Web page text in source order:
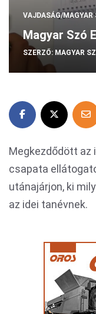
VAJDASÁG/MAGYAR
Magyar Szó
SZERZŐ: MAGYAR
Megkezdődött az
csapata
utánajárjon, ki
az idei tanévnek.